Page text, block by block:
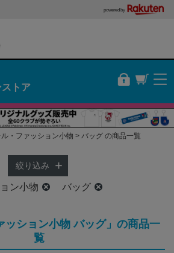
powered by
トア
・ファッション小物 バッグ の商品一覧
絞り込み
ン小物 バッグ
ッション小物 バッグ」の商品一
覧